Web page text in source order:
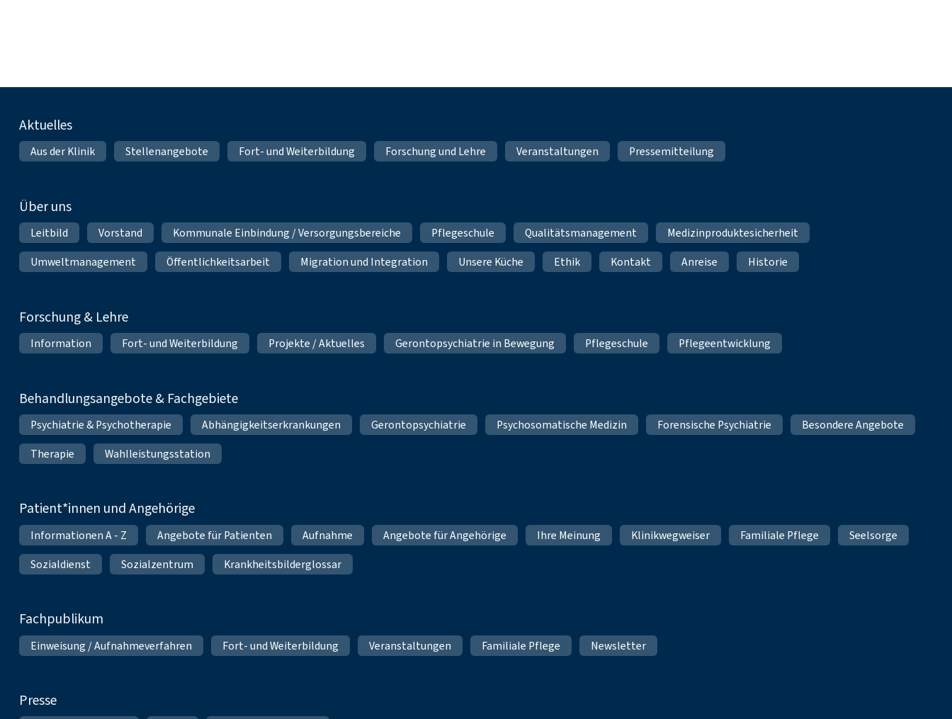
Fußnavigation
Aktuelles
Aus der Klinik Stellenangebote Fort- und Weiterbildung Forschung und Lehre Veranstaltungen Pressemitteilung
Über uns
Leitbild Vorstand Kommunale Einbindung / Versorgungsbereiche Pflegeschule Qualitätsmanagement
Medizinproduktesicherheit
Umweltmanagement
Öffentlichkeitsarbeit Migration und Integration Unsere Küche Ethik Kontakt Anreise Historie
Forschung & Lehre
Information Fort- und Weiterbildung Projekte / Aktuelles Gerontopsychiatrie in Bewegung Pflegeschule Pflegeentwicklung
Behandlungsangebote & Fachgebiete
Psychiatrie & Psychotherapie Abhängigkeitserkrankungen Gerontopsychiatrie Psychosomatische Medizin Forensische Psychiatrie
Besondere Angebote
Therapie
Wahlleistungsstation
Patient*innen und Angehörige
Informationen A - Z Angebote für Patienten Aufnahme Angebote für Angehörige Ihre Meinung Klinikwegweiser Familiale Pflege
Seelsorge
Sozialdienst
Sozialzentrum Krankheitsbilderglossar
Fachpublikum
Einweisung / Aufnahmeverfahren Fort- und Weiterbildung Veranstaltungen Familiale Pflege Newsletter
Presse